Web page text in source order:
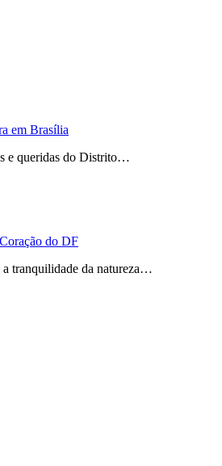
em Brasília
e queridas do Distrito…
do DF
tranquilidade da natureza…